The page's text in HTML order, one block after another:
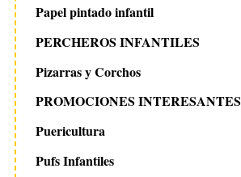
Papel pintado infantil
PERCHEROS INFANTILES
Pizarras y Corchos
PROMOCIONES INTERESANTES
Puericultura
Pufs Infantiles